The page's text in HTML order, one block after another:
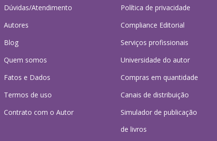
Dúvidas/Atendimento
Autores
Blog
Quem somos
Fatos e Dados
Termos de uso
Contrato com o Autor
Política de privacidade
Compliance Editorial
Serviços profissionais
Universidade do autor
Compras em quantidade
Canais de distribuição
Simulador de publicação
de livros